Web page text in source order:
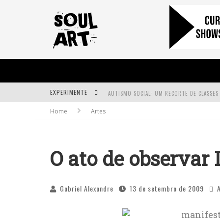
EXPERIMENTE
Home Artes
O ato de observar
Gabriel Alexandre 13 de setembro de 2009